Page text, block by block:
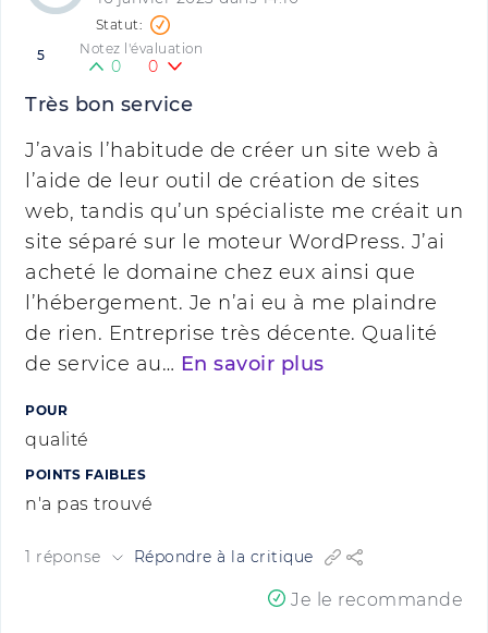
5 Notez l'évaluation
0 0
Très bon service
J’avais l’habitude de créer un site web à
l’aide de leur outil de création de sites
web, tandis qu’un spécialiste me créait un
site séparé sur le moteur WordPress. J’ai
acheté le domaine chez eux ainsi que
l’hébergement. Je n’ai eu à me plaindre
de rien. Entreprise très décente. Qualité
de service au… En savoir plus
POUR
qualité
POINTS FAIBLES
n'a pas trouvé
1 réponse Répondre à la critique
Je le recommande